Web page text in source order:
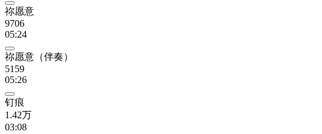
祢愿意
9706
05:24
祢愿意（伴奏）
5159
05:26
钉痕
1.42万
03:08